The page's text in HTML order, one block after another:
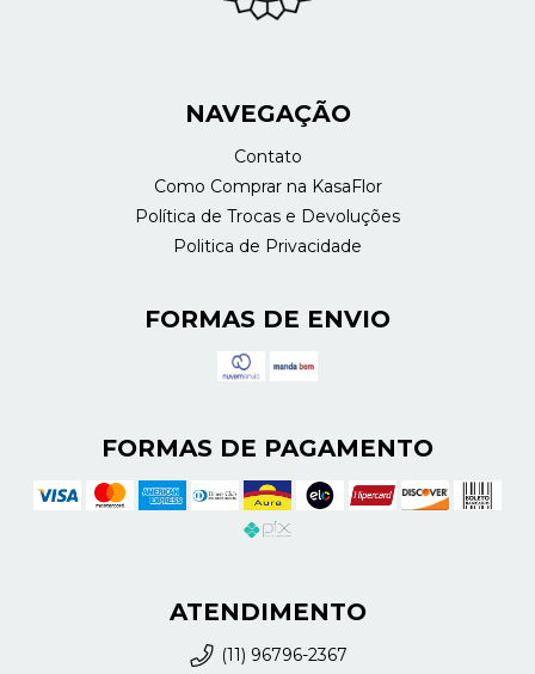
NAVEGAÇÃO
Contato
Como Comprar na KasaFlor
Política de Trocas e Devoluções
Politica de Privacidade
FORMAS DE ENVIO
FORMAS DE PAGAMENTO
ATENDIMENTO
(11) 96796-2367